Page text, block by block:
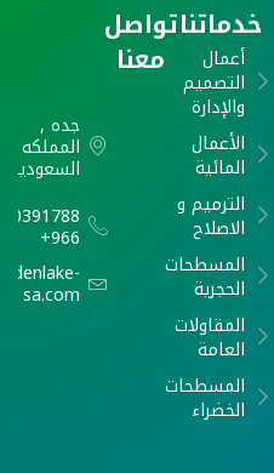
خدماتنا
أعمال
التصميم
والإدارة
الأعمال
المائية
الترميم و
الاصلاح
المسطحات
الحجرية
المقاولات
العامة
المسطحات
الخضراء
تواصل
معنا
جده ,
المملكه
السعودية
966+
sa.com